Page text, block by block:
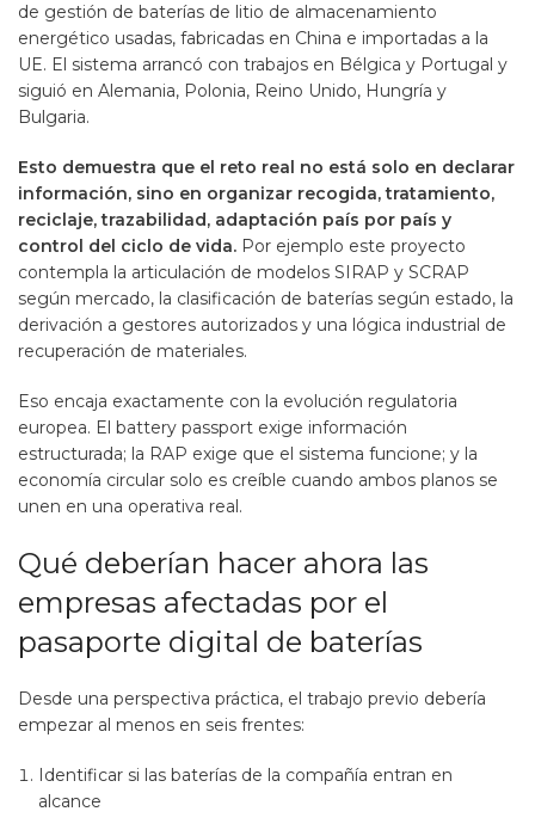
de gestión de baterías de litio de almacenamiento
energético usadas, fabricadas en China e importadas a la
UE. El sistema arrancó con trabajos en Bélgica y Portugal y
siguió en Alemania, Polonia, Reino Unido, Hungría y
Bulgaria.
Esto demuestra que el reto real no está solo en declarar
información, sino en organizar recogida, tratamiento,
reciclaje, trazabilidad, adaptación país por país y
control del ciclo de vida. Por ejemplo este proyecto
contempla la articulación de modelos SIRAP y SCRAP
según mercado, la clasificación de baterías según estado, la
derivación a gestores autorizados y una lógica industrial de
recuperación de materiales.
Eso encaja exactamente con la evolución regulatoria
europea. El battery passport exige información
estructurada; la RAP exige que el sistema funcione; y la
economía circular solo es creíble cuando ambos planos se
unen en una operativa real.
Qué deberían hacer ahora las
empresas afectadas por el
pasaporte digital de baterías
Desde una perspectiva práctica, el trabajo previo debería
empezar al menos en seis frentes:
Identificar si las baterías de la compañía entran en
alcance